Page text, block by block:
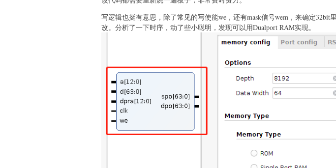
写逻辑也挺有意思，除了常见的写使能we，还有mask信号wem，来确定32bit
改。分析了一下时序，动了些小聪明，发现可以用Dualport RAM实现。